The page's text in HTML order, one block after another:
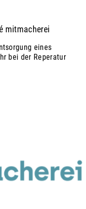
mitmacherei
eines
bei der Reperatur